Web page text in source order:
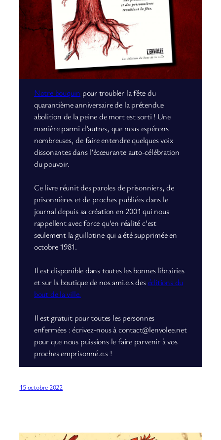
Notre bouquin pour troubler la fête du
quarantième anniversaire de la prétendue
abolition de la peine de mort est sorti ! Une
manière parmi d’autres, que nous espérons
nombreuses, de faire entendre quelques voix
dissonantes dans l’écœurante auto-célébration
du pouvoir.
Ce livre réunit des paroles de prisonniers, de
prisonnières et de proches publiées dans le
journal depuis sa création en 2001 qui nous
rappellent avec force qu’en réalité c’est
seulement la guillotine qui a été supprimée en
octobre 1981.
Il est disponible dans toutes les bonnes librairies
et sur la boutique de nos ami.e.s deséditions du
bout de la ville.
Il est gratuit pour toutes les personnes
enfermées : écrivez-nous à contact@lenvolee.net
pour que nous puissions le faire parvenir à vos
proches emprisonné.e.s !
15 octobre 2022